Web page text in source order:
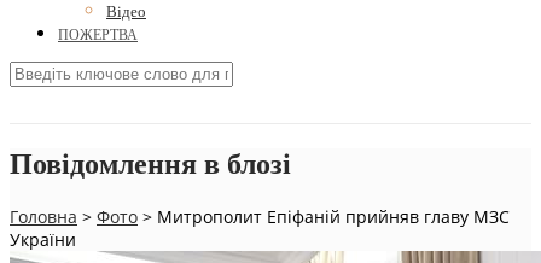
Відео
ПОЖЕРТВА
Повідомлення в блозі
Головна > Фото > Митрополит Епіфаній прийняв главу МЗС
України